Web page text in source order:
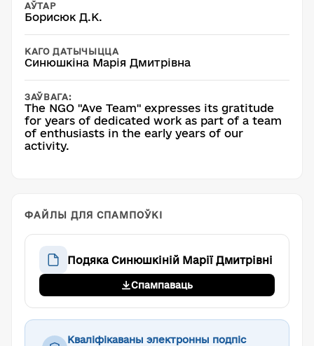
АЎТАР
Борисюк Д.К.
КАГО ДАТЫЧЫЦЦА
Синюшкіна Марія Дмитрівна
ЗАЎВАГА:
The NGO "Ave Team" expresses its gratitude
for years of dedicated work as part of a team
of enthusiasts in the early years of our
activity.
ФАЙЛЫ ДЛЯ СПАМПОЎКІ
Подяка Синюшкіній Марії Дмитрівні
Спампаваць
Кваліфікаваны электронны подпіс